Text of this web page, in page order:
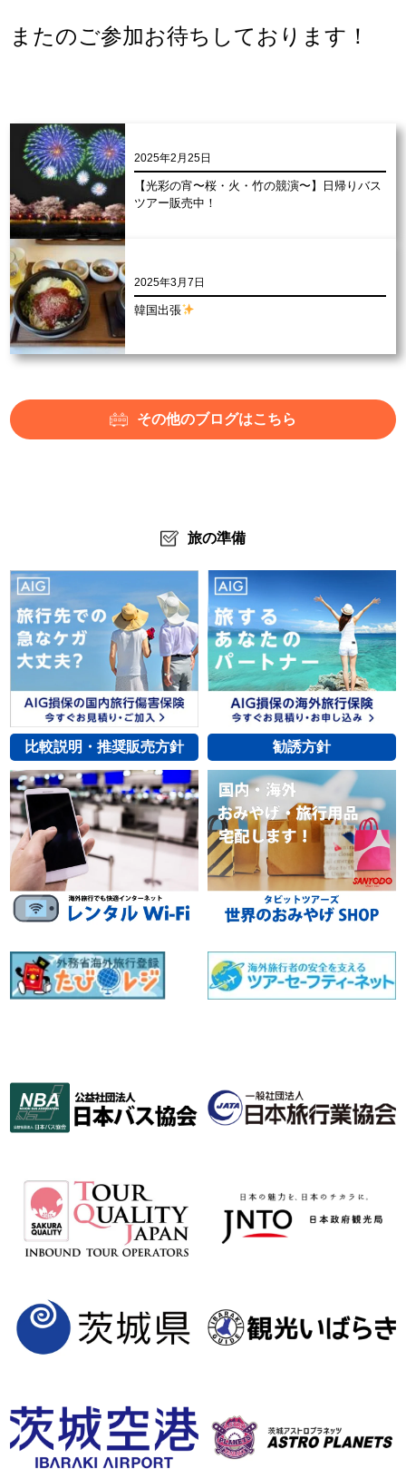
またのご参加お待ちしております！
2025年2月25日
【光彩の宵〜桜・火・竹の競演〜】日帰りバス
ツアー販売中！
2025年3月7日
韓国出張
その他のブログはこちら
旅の準備
比較説明・推奨販売方針 勧誘方針